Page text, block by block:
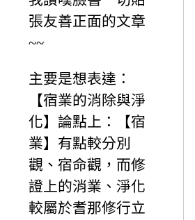
張友善正面的文章
~~
主要是想表達：
【宿業的消除與淨
化】論點上：【宿
業】有點較分別
觀、宿命觀，而修
證上的消業、淨化
較屬於耆那修行立